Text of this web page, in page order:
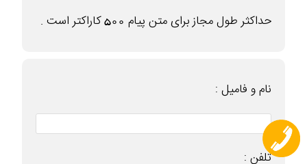
حداکثر طول مجاز برای متن پیام 500 کاراکتر است .
نام و فامیل :
تلفن :